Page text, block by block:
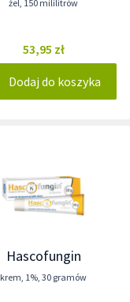
żel, 150 mililitrów
53,95 zł
Dodaj do koszyka
Hascofungin
krem, 1%, 30 gramów